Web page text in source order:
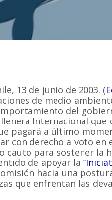
13 de junio de 2003. (
de medio
del
Internacional que
pagará a último
con derecho a voto
cauto para sostener la
de apoyar la
hacia una
que enfrentan las